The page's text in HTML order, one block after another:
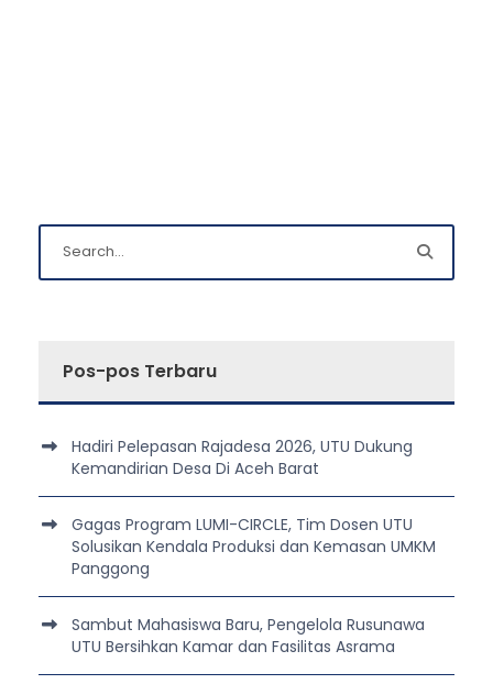
Pos-pos Terbaru
Hadiri Pelepasan Rajadesa 2026, UTU Dukung
Kemandirian Desa Di Aceh Barat
Gagas Program LUMI-CIRCLE, Tim Dosen UTU
Solusikan Kendala Produksi dan Kemasan UMKM
Panggong
Sambut Mahasiswa Baru, Pengelola Rusunawa
UTU Bersihkan Kamar dan Fasilitas Asrama